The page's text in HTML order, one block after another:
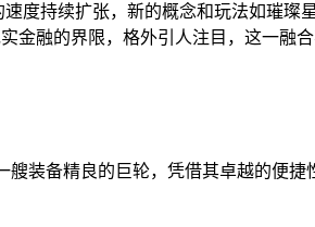
度持续扩张，新的概念和玩法如璀
金融的界限，格外引人注目，这一融
艘装备精良的巨轮，凭借其卓越的便